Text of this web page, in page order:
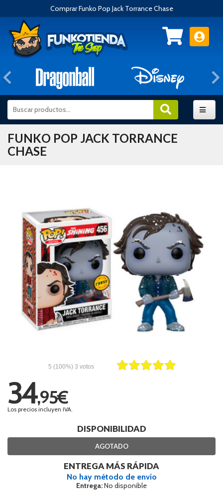
Comprar Funko Pop Jack Torrance Chase
Anterior
FUNKO POP JACK TORRANCE
CHASE
5 (100%) 3 votos
34,95€
Los precios incluyen IVA.
DISPONIBILIDAD
AGOTADO
ENTREGA MÁS RÁPIDA
No hay método de envío
Entrega:No disponible